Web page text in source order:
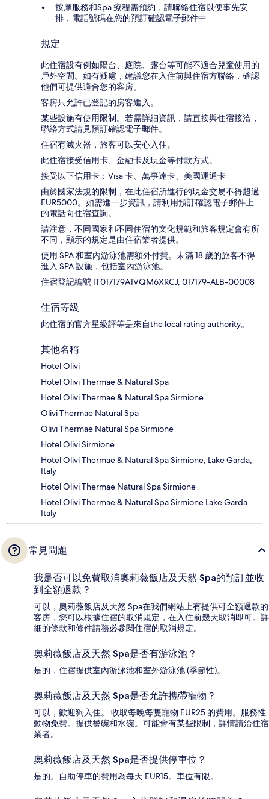
按摩服務和Spa 療程需預約，請聯絡住宿以便事先安
排，電話號碼在您的預訂確認電子郵件中
規定
此住宿設有例如陽台、庭院、露台等可能不適合兒童使用的
戶外空間。如有疑慮，建議您在入住前與住宿方聯絡，確認
他們可提供適合您的客房。
客房只允許已登記的房客進入。
某些設施有使用限制。若需詳細資訊，請直接與住宿接洽，
聯絡方式請見預訂確認電子郵件。
住宿有滅火器，旅客可以安心入住。
此住宿接受信用卡、金融卡及現金等付款方式。
接受以下信用卡：Visa 卡、萬事達卡、美國運通卡
由於國家法規的限制，在此住宿所進行的現金交易不得超過
EUR5000。如需進一步資訊，請利用預訂確認電子郵件上
的電話向住宿查詢。
請注意，不同國家和不同住宿的文化規範和旅客規定會有所
不同，顯示的規定是由住宿業者提供。
使用 SPA 和室內游泳池需額外付費。未滿 18 歲的旅客不得
進入 SPA 設施，包括室內游泳池。
住宿登記編號 IT017179A1VQM6XRCJ, 017179-ALB-00008
住宿等級
此住宿的官方星級評等是來自the local rating authority。
其他名稱
Hotel Olivi
Hotel Olivi Thermae & Natural Spa
Hotel Olivi Thermae & Natural Spa Sirmione
Olivi Thermae Natural Spa
Olivi Thermae Natural Spa Sirmione
Hotel Olivi Sirmione
Hotel Olivi Thermae & Natural Spa Sirmione, Lake Garda,
Italy
Hotel Olivi Thermae Natural Spa Sirmione
Hotel Olivi Thermae & Natural Spa Sirmione Lake Garda
Italy
常見問題
我是否可以免費取消奧莉薇飯店及天然 Spa的預訂並收
到全額退款？
可以，奧莉薇飯店及天然 Spa在我們網站上有提供可全額退款的
客房，您可以根據住宿的取消規定，在入住前幾天取消即可。詳
細的條款和條件請務必參閱住宿的取消規定。
奧莉薇飯店及天然 Spa是否有游泳池？
是的，住宿提供室內游泳池和室外游泳池 (季節性)。
奧莉薇飯店及天然 Spa是否允許攜帶寵物？
可以，歡迎狗入住。 收取每晚每隻寵物 EUR25 的費用。服務性
動物免費。提供餐碗和水碗。可能會有某些限制，詳情請洽住宿
業者。
奧莉薇飯店及天然 Spa是否提供停車位？
是的。自助停車的費用為每天 EUR15。車位有限。